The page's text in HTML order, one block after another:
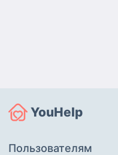
YouHelp
Пользователям